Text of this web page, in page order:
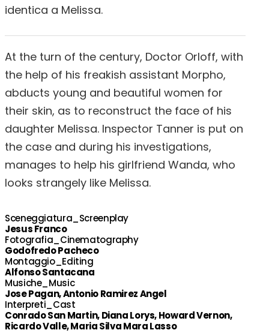
identica a Melissa.
At the turn of the century, Doctor Orloff, with
the help of his freakish assistant Morpho,
abducts young and beautiful women for
their skin, as to reconstruct the face of his
daughter Melissa. Inspector Tanner is put on
the case and during his investigations,
manages to help his girlfriend Wanda, who
looks strangely like Melissa.
Sceneggiatura_Screenplay
Jesus Franco
Fotografia_Cinematography
Godofredo Pacheco
Montaggio_Editing
Alfonso Santacana
Musiche_Music
Jose Pagan, Antonio Ramirez Angel
Interpreti_Cast
Conrado San Martin, Diana Lorys, Howard Vernon,
Ricardo Valle, Maria Silva Mara Lasso